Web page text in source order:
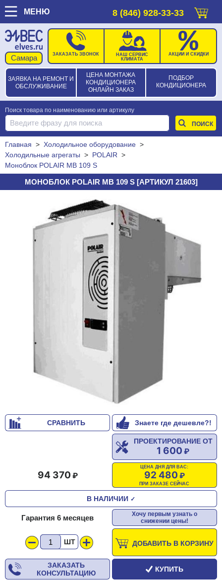
МЕНЮ 8 (846) 928-33-33
ЗАЯВКА НА РЕМОНТ И
ОБСЛУЖИВАНИЕ
ЦЕНА МОНТАЖА
КОНДИЦИОНЕРА
ОНЛАЙН ЗАКАЗ
ПОДБОР
КОНДИЦИОНЕРА
ЗАКАЗАТЬ ЗВОНОК
НАШ СЕРВИС
КЛИМАТА
АКЦИИ И СКИДКИ
Поиск товара по наименованию или артикулу
Главная > Холодильное оборудование >
Холодильные агрегаты > POLAIR >
Моноблок POLAIR MB 109 S
МОНОБЛОК POLAIR MB 109 S [АРТИКУЛ 21603]
СРАВНИТЬ Знаете где дешевле?!
ПРОЕКТИРОВАНИЕ ОТ
1 600
ЦЕНА ДНЯ ДЛЯ ВАС:
92 480
ПРИ ЗАКАЗЕ СЕЙЧАС
94 370
В НАЛИЧИИ ✓
Гарантия 6 месяцев
Хочу первым узнать о
снижении цены!
ШТ ДОБАВИТЬ В КОРЗИНУ
ЗАКАЗАТЬ
КОНСУЛЬТАЦИЮ
КУПИТЬ